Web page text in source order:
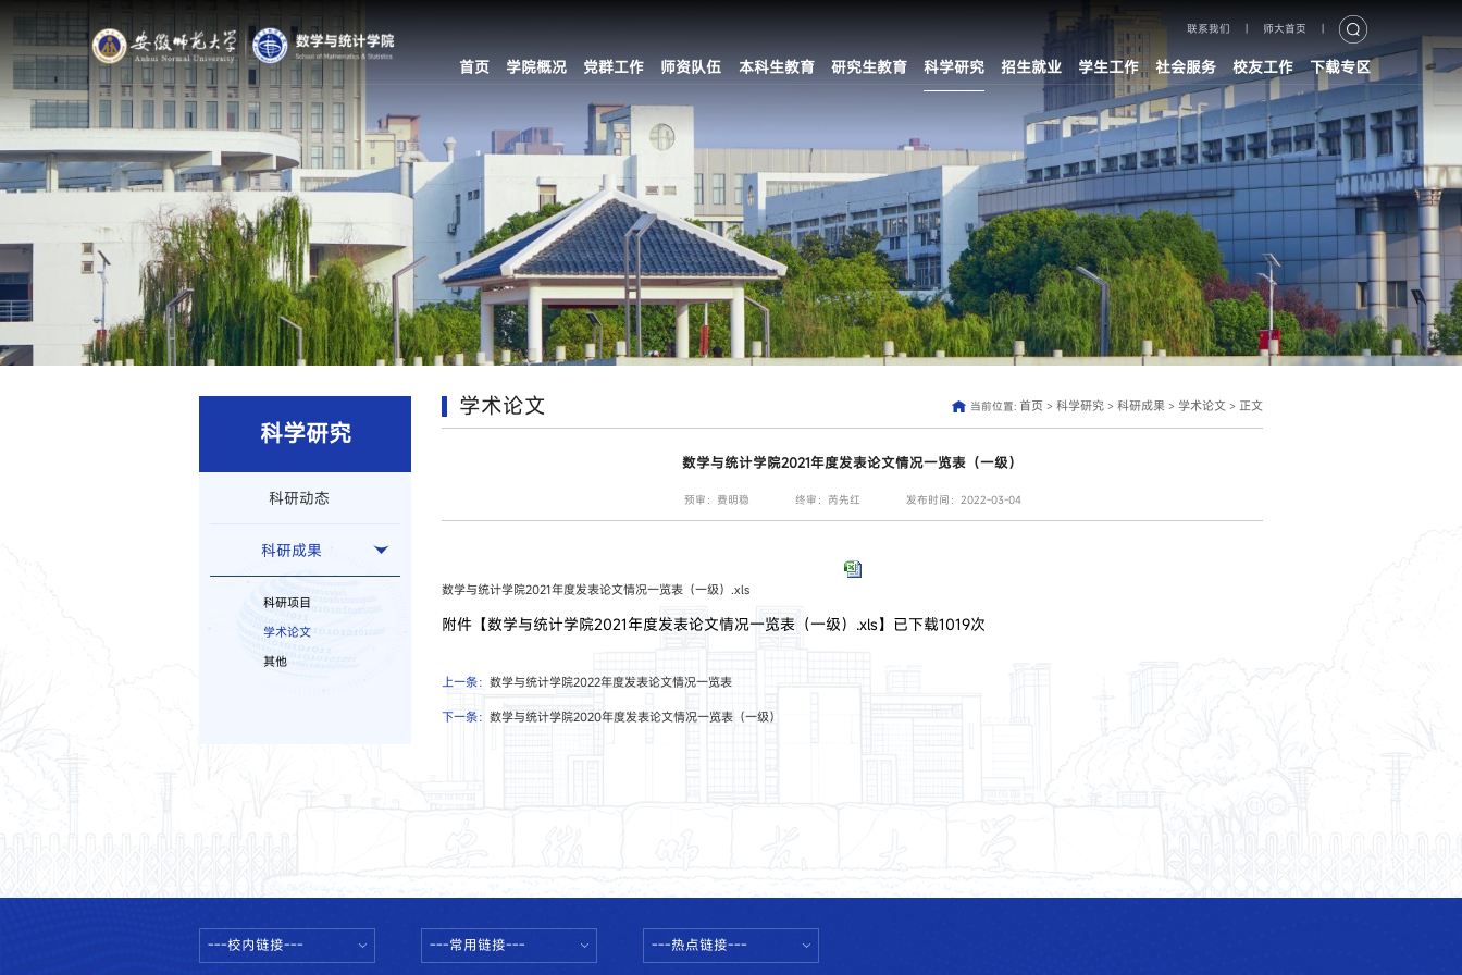
联系我们 师大首页
首页 学院概况 党群工作 师资队伍 本科生教育 研究生教育 科学研究 招生就业 学生工作 社会服务 校友工作 下载专区
科学研究
科研动态
科研成果
科研项目
学术论文
其他
学术论文 当前位置:首页 >科学研究 >科研成果 >学术论文 >正文
数学与统计学院2021年度发表论文情况一览表（一级）
预审：费明稳 终审：芮先红 发布时间：2022-03-04
数学与统计学院2021年度发表论文情况一览表（一级）.xls
附件【数学与统计学院2021年度发表论文情况一览表（一级）.xls】已下载1019次
上一条：数学与统计学院2022年度发表论文情况一览表
下一条：数学与统计学院2020年度发表论文情况一览表（一级）
---校内链接--- ---常用链接--- ---热点链接---